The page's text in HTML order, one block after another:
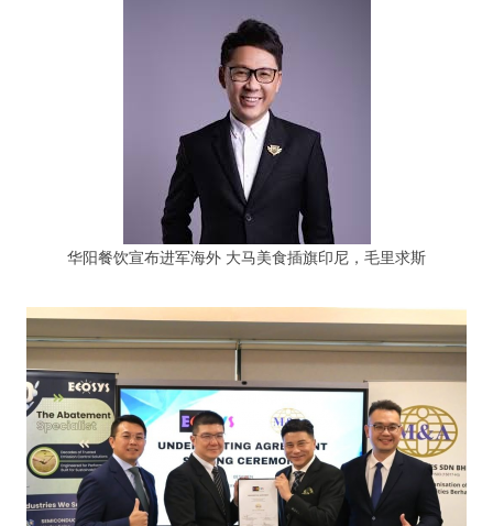
华阳餐饮宣布进军海外 大马美食插旗印尼，毛里求斯